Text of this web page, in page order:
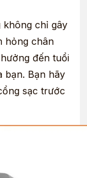
không chỉ gây
hỏng chân
đến tuổi
bạn. Bạn hãy
sạc trước